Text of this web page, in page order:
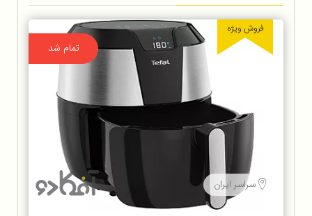
تمام شد
فروش ویژه
سراسر ایران